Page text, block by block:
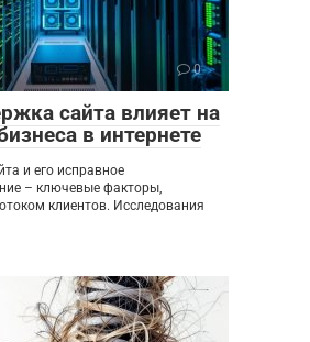
0
сайта влияет на
в интернете
и его исправное
– ключевые факторы,
клиентов. Исследования